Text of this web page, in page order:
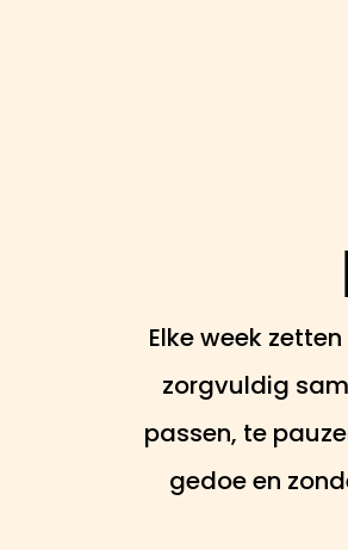
Elke week
zorgvuldig
passen, te
gedoe en